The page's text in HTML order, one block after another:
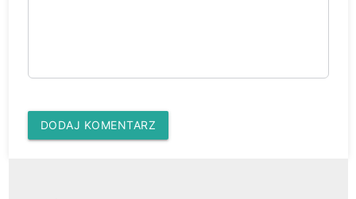
DODAJ KOMENTARZ